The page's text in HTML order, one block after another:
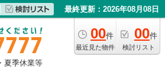
最終更新：2026年08月08日
00件
最近見た物件
00件
検討リスト
夏季休業等